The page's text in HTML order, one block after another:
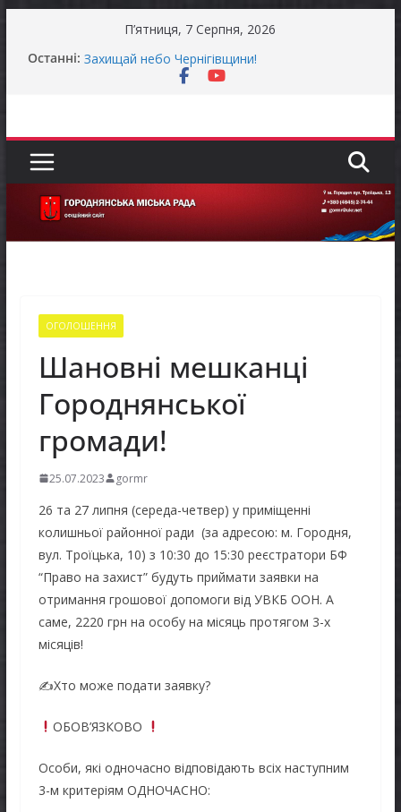
П’ятниця, 7 Серпня, 2026
Останні: До уваги представників бізнесу!
Захищай небо Чернігівщини!
Батьки майбутніх першокласників уже можуть
громади справжньою літньою спекою
присудження Премії Кабінету Міністрів України
за вагомий внесок у забезпечення
енергетичної стійкості України
ОГОЛОШЕННЯ
Шановні мешканці
Городнянської
громади!
25.07.2023 gormr
26 та 27 липня (середа-четвер) у приміщенні
колишньої районної ради (за адресою: м. Городня,
вул. Троїцька, 10) з 10:30 до 15:30 реєстратори БФ
“Право на захист” будуть приймати заявки на
отримання грошової допомоги від УВКБ ООН. А
саме, 2220 грн на особу на місяць протягом 3-х
місяців!
✍️Хто може подати заявку?
ОБОВ’ЯЗКОВО
Особи, які одночасно відповідають всіх наступним
3-м критеріям ОДНОЧАСНО: